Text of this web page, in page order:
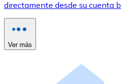
directamente desde su cuenta
Ver más